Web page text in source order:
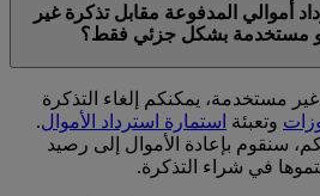
أموالي المدفوعة مقابل تذكرة غير
مستخدمة بشكل جزئي فقط؟
مستخدمة، يمكنكم إلغاء التذكرة
وتعبئة استمارة استرداد الأموال.
سنقوم بإعادة الأموال إلى رصيد
في شراء التذكرة.